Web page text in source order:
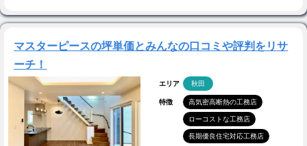
マスターピースの坪単価とみんなの口コミや評判をリサ
ーチ！
エリア 秋田
特徴 高気密高断熱の工務店
ローコストな工務店
長期優良住宅対応工務店